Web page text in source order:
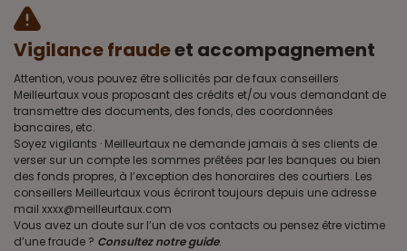
Vigilance fraudeet accompagnement
Attention, vous pouvez être sollicités par de faux conseillers
Meilleurtaux vous proposant des crédits et/ou vous demandant de
transmettre des documents, des fonds, des coordonnées
bancaires, etc.
Soyez vigilants · Meilleurtaux ne demande jamais à ses clients de
verser sur un compte les sommes prêtées par les banques ou bien
des fonds propres, à l’exception des honoraires des courtiers. Les
conseillers Meilleurtaux vous écriront toujours depuis une adresse
mail xxxx@meilleurtaux.com
Vous avez un doute sur l’un de vos contacts ou pensez être victime
d’une fraude ? Consultez notre guide.